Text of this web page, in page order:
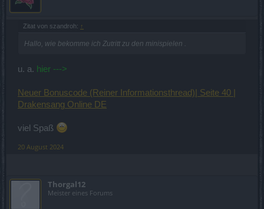
Zitat von szandroh: ↑
Hallo, wie bekomme ich Zutritt zu den minispielen .
u. a. hier --->
Neuer Bonuscode (Reiner Informationsthread)| Seite 40 |
Drakensang Online DE
viel Spaß
20 August 2024
Thorgal12
Meister eines Forums